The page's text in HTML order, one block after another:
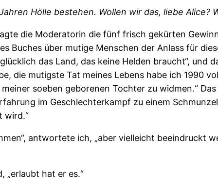
Hölle bestehen. Wollen wir das, liebe Alice?
die Moderatorin die fünf frisch gekürten
Buches über mutige Menschen der Anlass für
das Land, das keine Helden braucht“,
die mutigste Tat meines Lebens habe ich 1990
soeben geborenen Tochter zu widmen.“
im Geschlechterkampf zu einem
wird.“
antwortete ich, „aber vielleicht beeindruckt
„erlaubt hat er es.“